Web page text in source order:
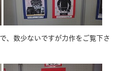
、数少ないですが力作をご覧下さ